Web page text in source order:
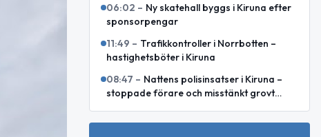
06:02 – Ny skatehall byggs i Kiruna efter
sponsorpengar
11:49 – Trafikkontroller i Norrbotten –
hastighetsböter i Kiruna
08:47 – Nattens polisinsatser i Kiruna –
stoppade förare och misstänkt grovt